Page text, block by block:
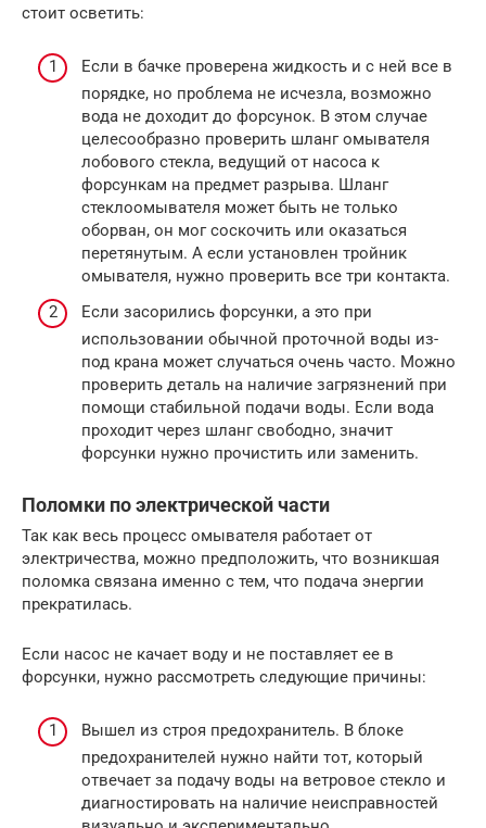
стоит осветить:
Если в бачке проверена жидкость и с ней все в
порядке, но проблема не исчезла, возможно
вода не доходит до форсунок. В этом случае
целесообразно проверить шланг омывателя
лобового стекла, ведущий от насоса к
форсункам на предмет разрыва. Шланг
стеклоомывателя может быть не только
оборван, он мог соскочить или оказаться
перетянутым. А если установлен тройник
омывателя, нужно проверить все три контакта.
Если засорились форсунки, а это при
использовании обычной проточной воды из-
под крана может случаться очень часто. Можно
проверить деталь на наличие загрязнений при
помощи стабильной подачи воды. Если вода
проходит через шланг свободно, значит
форсунки нужно прочистить или заменить.
Поломки по электрической части
Так как весь процесс омывателя работает от
электричества, можно предположить, что возникшая
поломка связана именно с тем, что подача энергии
прекратилась.
Если насос не качает воду и не поставляет ее в
форсунки, нужно рассмотреть следующие причины:
Вышел из строя предохранитель. В блоке
предохранителей нужно найти тот, который
отвечает за подачу воды на ветровое стекло и
диагностировать на наличие неисправностей